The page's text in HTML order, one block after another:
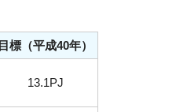
目標（平成40年）
13.1PJ